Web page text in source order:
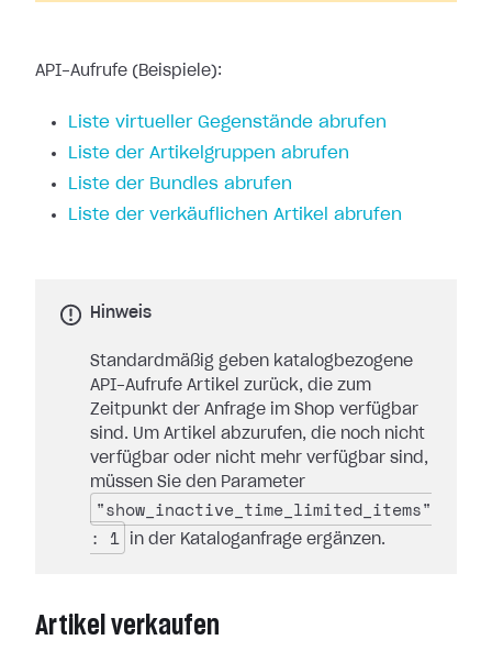
API-Aufrufe (Beispiele):
Liste virtueller Gegenstände abrufen
Liste der Artikelgruppen abrufen
Liste der Bundles abrufen
Liste der verkäuflichen Artikel abrufen
Hinweis
Standardmäßig geben katalogbezogene
API-Aufrufe Artikel zurück, die zum
Zeitpunkt der Anfrage im Shop verfügbar
sind. Um Artikel abzurufen, die noch nicht
verfügbar oder nicht mehr verfügbar sind,
müssen Sie den Parameter
"show_inactive_time_limited_items"
: 1
in der Kataloganfrage ergänzen.
Artikel verkaufen